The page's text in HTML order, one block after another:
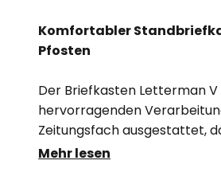
Komfortabler
Pfosten
Der Briefkasten Letterman
hervorragenden
Zeitungsfach ausgestattet,
ist Letterman V die ideale
Mehr lesen